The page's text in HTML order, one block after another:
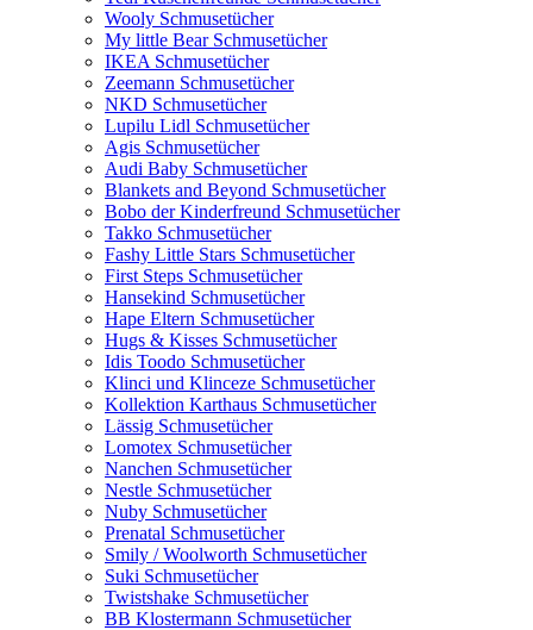
Wooly Schmusetücher
My little Bear Schmusetücher
IKEA Schmusetücher
Zeemann Schmusetücher
NKD Schmusetücher
Lupilu Lidl Schmusetücher
Agis Schmusetücher
Audi Baby Schmusetücher
Blankets and Beyond Schmusetücher
Bobo der Kinderfreund Schmusetücher
Takko Schmusetücher
Fashy Little Stars Schmusetücher
First Steps Schmusetücher
Hansekind Schmusetücher
Hape Eltern Schmusetücher
Hugs & Kisses Schmusetücher
Idis Toodo Schmusetücher
Klinci und Klinceze Schmusetücher
Kollektion Karthaus Schmusetücher
Lässig Schmusetücher
Lomotex Schmusetücher
Nanchen Schmusetücher
Nestle Schmusetücher
Nuby Schmusetücher
Prenatal Schmusetücher
Smily / Woolworth Schmusetücher
Suki Schmusetücher
Twistshake Schmusetücher
BB Klostermann Schmusetücher